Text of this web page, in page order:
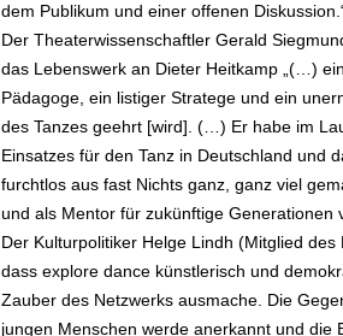
dem Publikum und einer offenen
Der Theaterwissenschaftler Gerald
das Lebenswerk an Dieter Heitkamp „(…)
Pädagoge, ein listiger Stratege und ein
des Tanzes geehrt [wird]. (…) Er habe im
Einsatzes für den Tanz in Deutschland und
furchtlos aus fast Nichts ganz, ganz viel
und als Mentor für zukünftige Generationen
Der Kulturpolitiker Helge Lindh (Mitglied
dass explore dance künstlerisch und
Zauber des Netzwerks ausmache. Die
jungen Menschen werde anerkannt und die